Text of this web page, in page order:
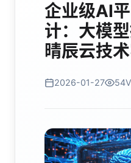
企业级AI
计：大模
晴辰云技
2026-01-27 54